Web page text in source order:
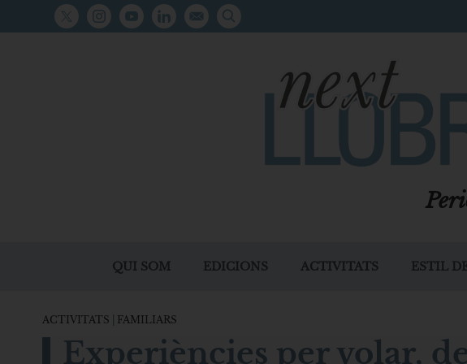
QUI SOM EDICIONS ACTIVITATS ESTIL
ACTIVITATS FAMILIARS
Experiències per volar,